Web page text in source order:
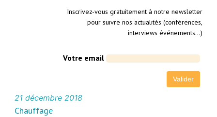
Inscrivez-vous gratuitement à notre newsletter
pour suivre nos actualités (conférences,
interviews événements…)
Votre email
21 décembre 2018
Chauffage